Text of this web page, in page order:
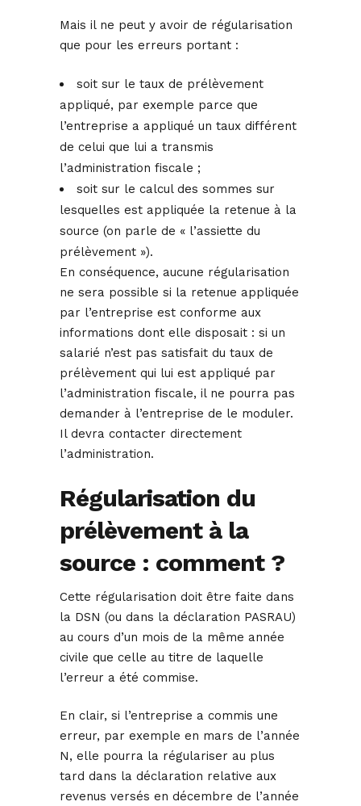
Mais il ne peut y avoir de régularisation
que pour les erreurs portant :
soit sur le taux de prélèvement
appliqué, par exemple parce que
l’entreprise a appliqué un taux différent
de celui que lui a transmis
l’administration fiscale ;
soit sur le calcul des sommes sur
lesquelles est appliquée la retenue à la
source (on parle de « l’assiette du
prélèvement »).
En conséquence, aucune régularisation
ne sera possible si la retenue appliquée
par l’entreprise est conforme aux
informations dont elle disposait : si un
salarié n’est pas satisfait du taux de
prélèvement qui lui est appliqué par
l’administration fiscale, il ne pourra pas
demander à l’entreprise de le moduler.
Il devra contacter directement
l’administration.
Régularisation du
prélèvement à la
source : comment ?
Cette régularisation doit être faite dans
la DSN (ou dans la déclaration PASRAU)
au cours d’un mois de la même année
civile que celle au titre de laquelle
l’erreur a été commise.
En clair, si l’entreprise a commis une
erreur, par exemple en mars de l’année
N, elle pourra la régulariser au plus
tard dans la déclaration relative aux
revenus versés en décembre de l’année